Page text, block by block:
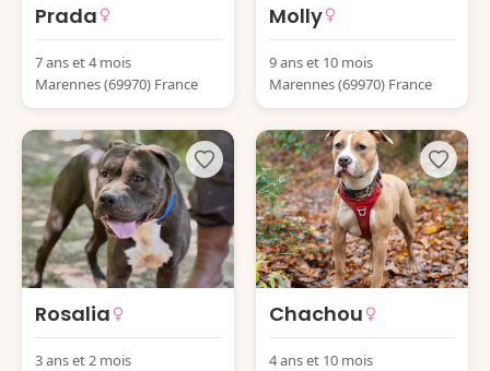
Prada
7 ans et 4 mois
Marennes (69970) France
Molly
9 ans et 10 mois
Marennes (69970) France
Rosalia
3 ans et 2 mois
Chachou
4 ans et 10 mois